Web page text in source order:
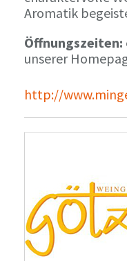
Aromatik
Öffnungszeiten:
unserer
http://